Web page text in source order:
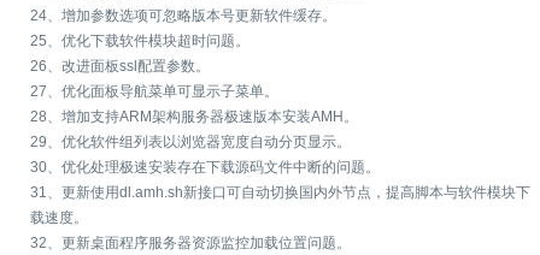
24、增加参数选项可忽略版本号更新软件缓存。
25、优化下载软件模块超时问题。
26、改进面板ssl配置参数。
27、优化面板导航菜单可显示子菜单。
28、增加支持ARM架构服务器极速版本安装AMH。
29、优化软件组列表以浏览器宽度自动分页显示。
30、优化处理极速安装存在下载源码文件中断的问题。
31、更新使用dl.amh.sh新接口可自动切换国内外节点，提高脚本与软件模块下
载速度。
32、更新桌面程序服务器资源监控加载位置问题。